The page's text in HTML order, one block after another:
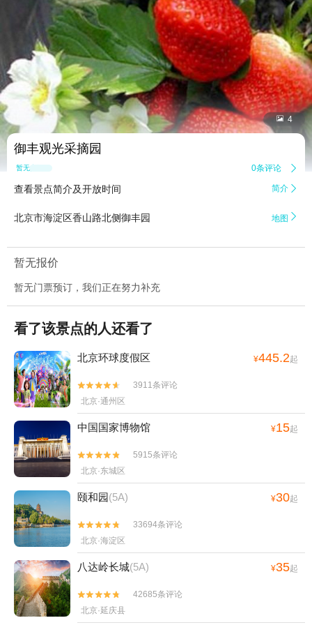
 4
御丰观光采摘园
暂无点评 0条评论 
查看景点简介及开放时间 简介 
北京市海淀区香山路北侧御丰园 地图 
暂无报价
暂无门票预订，我们正在努力补充
看了该景点的人还看了
北京环球度假区 ¥445.2起


3911条评论
北京·通州区
中国国家博物馆 ¥15起


5915条评论
北京·东城区
颐和园(5A) ¥30起


33694条评论
北京·海淀区
八达岭长城(5A) ¥35起


42685条评论
北京·延庆县